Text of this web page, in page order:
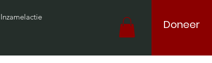
Inzamelactie
Doneer